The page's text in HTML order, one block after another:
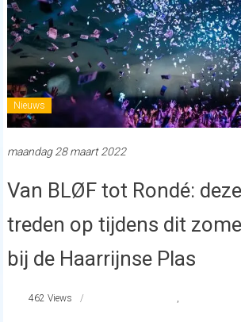
Nieuws
maandag 28 maart 2022
Van BLØF tot Rondé:
treden op tijdens dit
bij de Haarrijnse Plas
462 Views ,